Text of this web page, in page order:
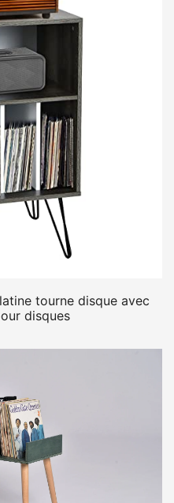
tourne disque avec
disques